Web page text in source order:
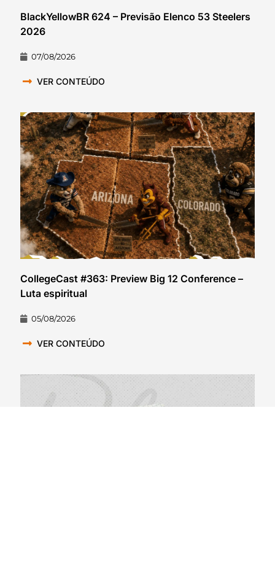
BlackYellowBR 624 – Previsão Elenco 53 Steelers
2026
07/08/2026
VER CONTEÚDO
CollegeCast #363: Preview Big 12 Conference –
Luta espiritual
05/08/2026
VER CONTEÚDO